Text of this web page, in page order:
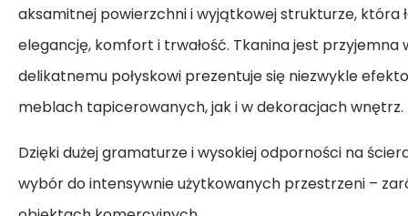
aksamitnej powierzchni i wyjątkowej strukturze, która
elegancję, komfort i trwałość. Tkanina jest przyjemna
delikatnemu połyskowi prezentuje się niezwykle
meblach tapicerowanych, jak i w dekoracjach wnętrz.
Dzięki dużej gramaturze i wysokiej odporności na
wybór do intensywnie użytkowanych przestrzeni –